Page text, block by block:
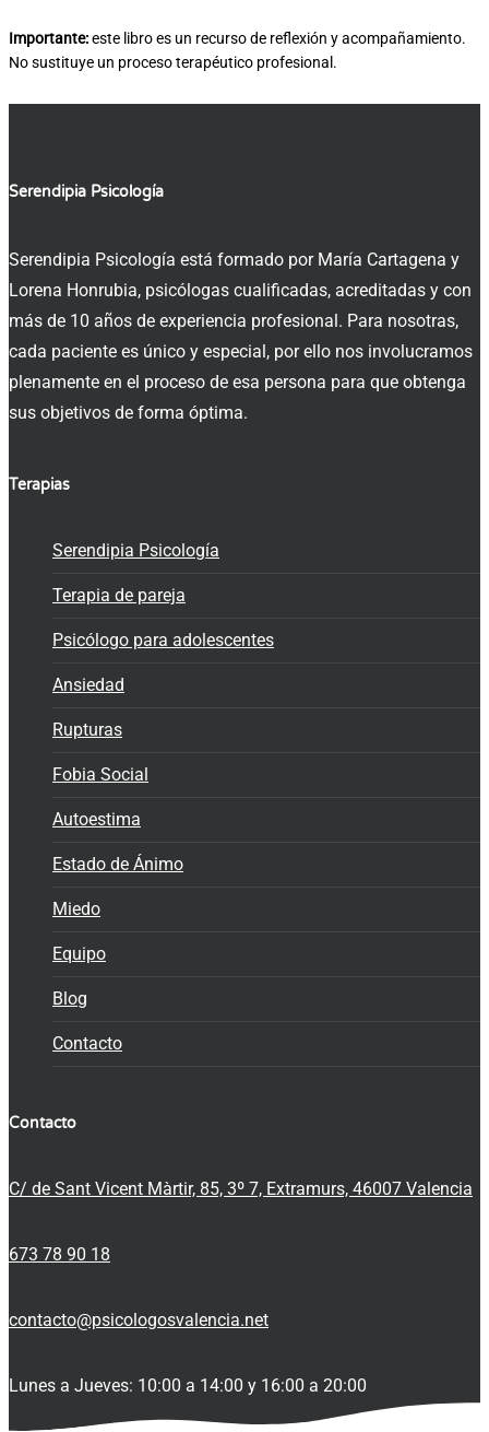
Importante:este libro es un recurso de reflexión y acompañamiento.
No sustituye un proceso terapéutico profesional.
Serendipia Psicología
Serendipia Psicología está formado por María Cartagena y
Lorena Honrubia, psicólogas cualificadas, acreditadas y con
más de 10 años de experiencia profesional. Para nosotras,
cada paciente es único y especial, por ello nos involucramos
plenamente en el proceso de esa persona para que obtenga
sus objetivos de forma óptima.
Terapias
Serendipia Psicología
Terapia de pareja
Psicólogo para adolescentes
Ansiedad
Rupturas
Fobia Social
Autoestima
Estado de Ánimo
Miedo
Equipo
Blog
Contacto
Contacto
C/ de Sant Vicent Màrtir, 85, 3º 7, Extramurs, 46007 Valencia
673 78 90 18
contacto@psicologosvalencia.net
Lunes a Jueves: 10:00 a 14:00 y 16:00 a 20:00